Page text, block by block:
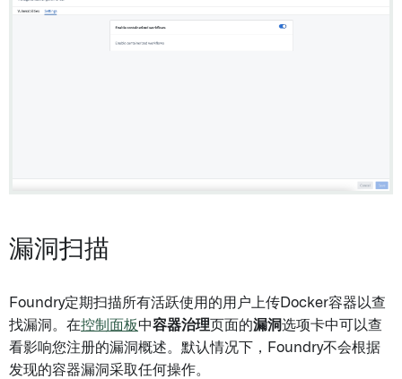
漏洞扫描
Foundry定期扫描所有活跃使用的用户上传Docker容器以查
找漏洞。在控制面板中容器治理 页面的漏洞选项卡中可以查
看影响您注册的漏洞概述。默认情况下，Foundry不会根据
发现的容器漏洞采取任何操作。